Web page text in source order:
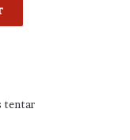
tentar